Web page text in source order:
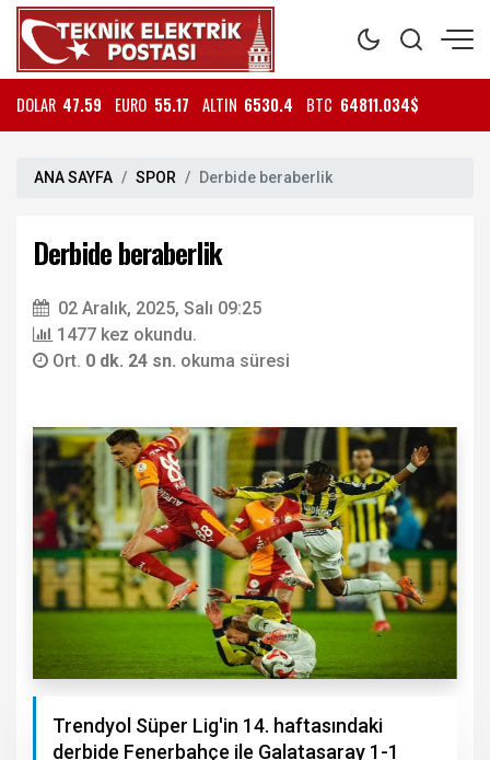
DOLAR 47.59 EURO 55.17 ALTIN 6530.4 BTC 64811.034$
ANA SAYFA SPOR Derbide beraberlik
Derbide beraberlik
02 Aralık, 2025, Salı 09:25
1477 kez okundu.
Ort. 0 dk. 24 sn. okuma süresi
Trendyol Süper Lig'in 14. haftasındaki
derbide Fenerbahçe ile Galatasaray 1-1